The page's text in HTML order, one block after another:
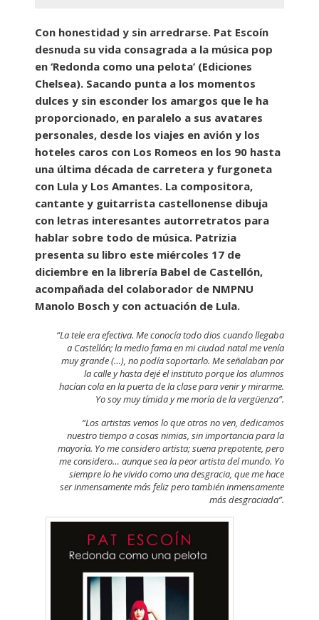
Con honestidad y sin arredrarse. Pat Escoín
desnuda su vida consagrada a la música pop
en ‘Redonda como una pelota’ (Ediciones
Chelsea). Sacando punta a los momentos
dulces y sin esconder los amargos que le ha
proporcionado, en paralelo a sus avatares
personales, desde los viajes en avión y los
hoteles caros con Los Romeos en los 90 hasta
una última década de carretera y furgoneta
con Lula y Los Amantes. La compositora,
cantante y guitarrista castellonense dibuja
con letras interesantes autorretratos para
hablar sobre todo de música. Patrizia
presenta su libro este miércoles 17 de
diciembre en la librería Babel de Castellón,
acompañada del colaborador de NMPNU
Manolo Bosch y con actuación de Lula.
“La tele era efectiva. Me conocía todo dios cuando llegaba
a Castellón; la medio fama en mi ciudad natal me venía
muy grande (…), no podía soportarlo. Me señalaban por
la calle y hasta dejé el instituto porque los alumnos
hacían cola en la puerta de la clase para venir y mirarme.
Yo soy muy tímida y me moría de la vergüenza”.
“Los artistas vemos lo que otros no ven, dedicamos
nuestro tiempo a cosas nimias, sin importancia para la
mayoría. Yo me considero artista; suena prepotente, pero
me considero… aunque sea la peor artista del mundo. Yo
siempre lo he vivido como una desgracia, que me hace
ser inmensamente más feliz pero también inmensamente
más desgraciada”.